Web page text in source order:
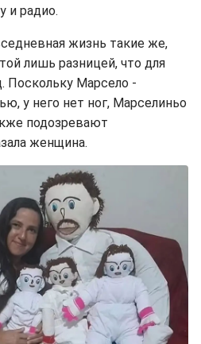
и радио.
жизнь такие же,
лишь разницей, что для
Поскольку Марсело -
у него нет ног, Марселиньо
подозревают
женщина.